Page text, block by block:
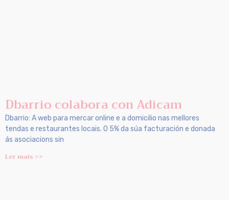
Dbarrio colabora con Adicam
Dbarrio: A web para mercar online e a domicilio nas mellores
tendas e restaurantes locais. O 5% da súa facturación e donada
ás asociacions sin
Ler mais >>